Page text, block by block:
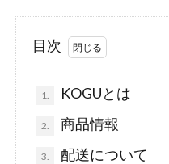
目次
1. KOGUとは
2. 商品情報
3. 配送について